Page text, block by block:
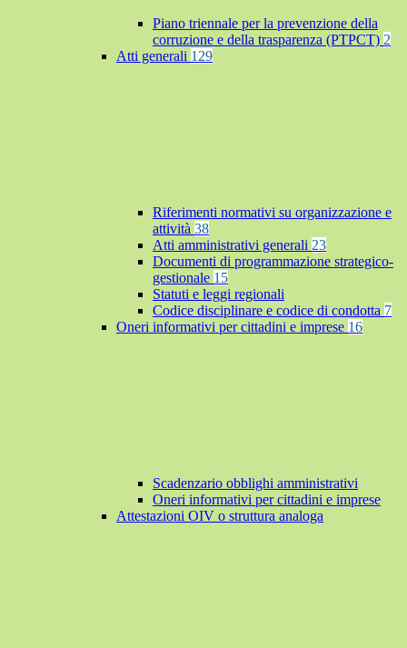
Piano triennale per la prevenzione della
corruzione e della trasparenza (PTPCT) 2
Atti generali 129
Riferimenti normativi su organizzazione e
attività 38
Atti amministrativi generali 23
Documenti di programmazione strategico-
gestionale 15
Statuti e leggi regionali
Codice disciplinare e codice di condotta 7
Oneri informativi per cittadini e imprese 16
Scadenzario obblighi amministrativi
Oneri informativi per cittadini e imprese
Attestazioni OIV o struttura analoga